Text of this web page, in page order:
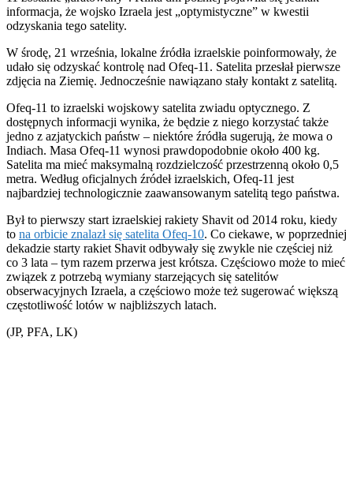
informacja, że wojsko Izraela jest „optymistyczne” w kwestii
odzyskania tego satelity.
W środę, 21 września, lokalne źródła izraelskie poinformowały, że
udało się odzyskać kontrolę nad Ofeq-11. Satelita przesłał pierwsze
zdjęcia na Ziemię. Jednocześnie nawiązano stały kontakt z satelitą.
Ofeq-11 to izraelski wojskowy satelita zwiadu optycznego. Z
dostępnych informacji wynika, że będzie z niego korzystać także
jedno z azjatyckich państw – niektóre źródła sugerują, że mowa o
Indiach. Masa Ofeq-11 wynosi prawdopodobnie około 400 kg.
Satelita ma mieć maksymalną rozdzielczość przestrzenną około 0,5
metra. Według oficjalnych źródeł izraelskich, Ofeq-11 jest
najbardziej technologicznie zaawansowanym satelitą tego państwa.
Był to pierwszy start izraelskiej rakiety Shavit od 2014 roku, kiedy
to na orbicie znalazł się satelita Ofeq-10. Co ciekawe, w poprzedniej
dekadzie starty rakiet Shavit odbywały się zwykle nie częściej niż
co 3 lata – tym razem przerwa jest krótsza. Częściowo może to mieć
związek z potrzebą wymiany starzejących się satelitów
obserwacyjnych Izraela, a częściowo może też sugerować większą
częstotliwość lotów w najbliższych latach.
(JP, PFA, LK)